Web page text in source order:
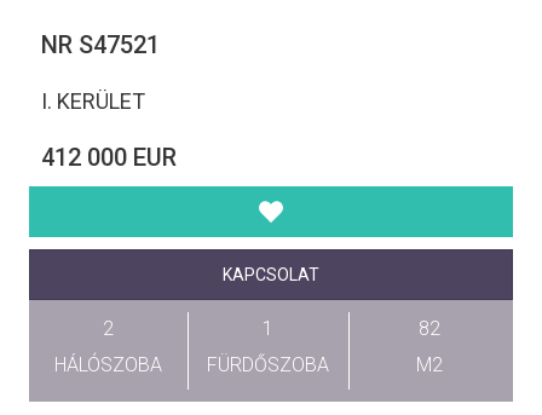
NR S47521
I. KERÜLET
412 000 EUR
KAPCSOLAT
2
HÁLÓSZOBA
1
FÜRDŐSZOBA
82
M2